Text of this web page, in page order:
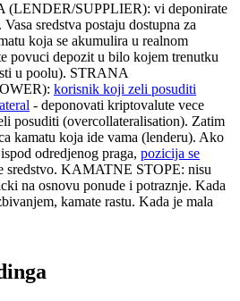
SUPPLIER): vi deponirate
sredstva postaju dostupna za
koja se akumulira u realnom
povuci depozit u bilo kojem trenutku
u poolu). STRANA
korisnik koji zeli posuditi
- deponovati kriptovalute vece
posuditi (overcollateralisation). Zatim
kamatu koja ide vama (lenderu). Ako
odredjenog praga, pozicija se
sredstvo. KAMATNE STOPE: nisu
na osnovu ponude i potraznje. Kada
kamate rastu. Kada je mala